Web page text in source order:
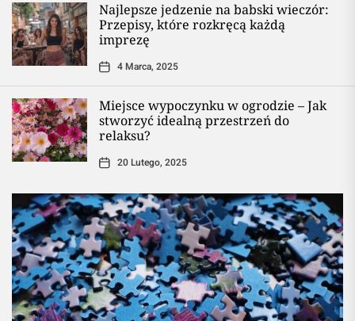
Najlepsze jedzenie na babski wieczór:
Przepisy, które rozkręcą każdą
imprezę
4 Marca, 2025
Miejsce wypoczynku w ogrodzie – Jak
stworzyć idealną przestrzeń do
relaksu?
20 Lutego, 2025